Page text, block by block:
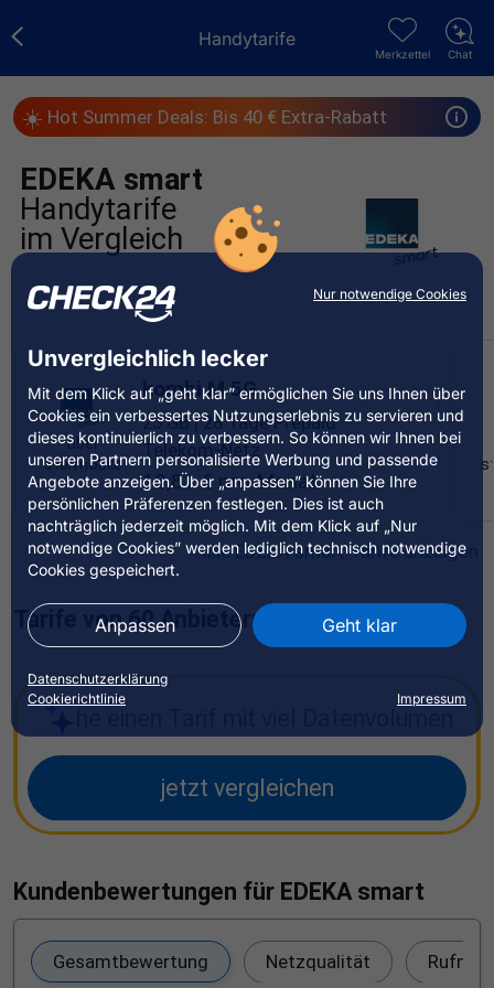
Nur notwendige Cookies
Unvergleichlich lecker
Mit dem Klick auf „geht klar” ermöglichen Sie uns Ihnen über
Cookies ein verbessertes Nutzungserlebnis zu servieren und
dieses kontinuierlich zu verbessern. So können wir Ihnen bei
unseren Partnern personalisierte Werbung und passende
Angebote anzeigen. Über „anpassen” können Sie Ihre
persönlichen Präferenzen festlegen. Dies ist auch
nachträglich jederzeit möglich. Mit dem Klick auf „Nur
notwendige Cookies” werden lediglich technisch notwendige
Cookies gespeichert.
Anpassen Geht klar
Datenschutzerklärung
Cookierichtlinie
Impressum
Handytarife
Chat
Merkzettel
☀️ Hot Summer Deals: Bis 40 € Extra-Rabatt
EDEKA smart
Handytarife
im Vergleich
über
starmobile
kombi M 5G
25 GB | 28 Tage Prepaid
Telekom-Netz
10,81 € pro Monat
alle EDEKA smart Tarife anzeigen
kombi M 5G
kombi XL 5G
kombi MAX 5G
Tarife von 60 Anbietern vergleichen
Ich suche einen Tarif mit viel Datenvolumen
jetzt vergleichen
Kundenbewertungen für EDEKA smart
Gesamtbewertung Netzqualität